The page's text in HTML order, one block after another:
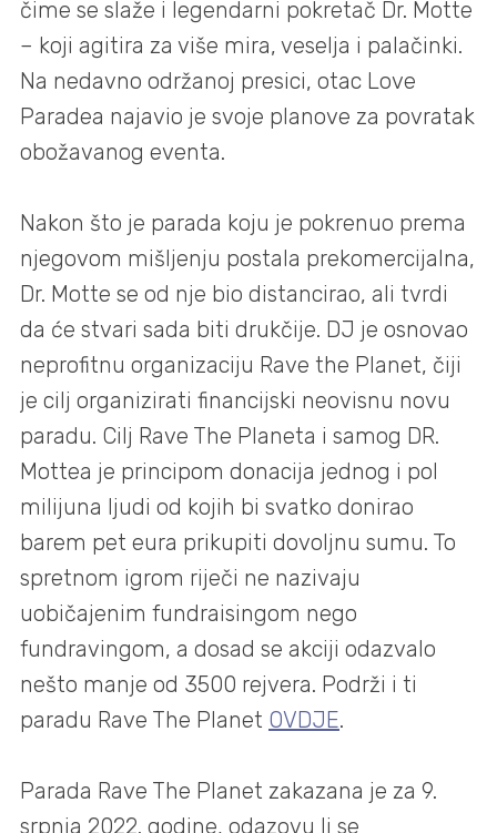
čime se slaže i legendarni pokretač Dr. Motte
– koji agitira za više mira, veselja i palačinki.
Na nedavno održanoj presici, otac Love
Paradea najavio je svoje planove za povratak
obožavanog eventa.
Nakon što je parada koju je pokrenuo prema
njegovom mišljenju postala prekomercijalna,
Dr. Motte se od nje bio distancirao, ali tvrdi
da će stvari sada biti drukčije. DJ je osnovao
neprofitnu organizaciju Rave the Planet, čiji
je cilj organizirati financijski neovisnu novu
paradu. Cilj Rave The Planeta i samog DR.
Mottea je principom donacija jednog i pol
milijuna ljudi od kojih bi svatko donirao
barem pet eura prikupiti dovoljnu sumu. To
spretnom igrom riječi ne nazivaju
uobičajenim fundraisingom nego
fundravingom, a dosad se akciji odazvalo
nešto manje od 3500 rejvera. Podrži i ti
paradu Rave The Planet OVDJE.
Parada Rave The Planet zakazana je za 9.
srpnja 2022. godine, odazovu li se